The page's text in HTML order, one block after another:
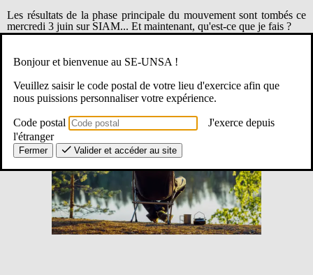
Les résultats de la phase principale du mouvement sont tombés ce
mercredi 3 juin sur SIAM... Et maintenant, qu'est-ce que je fais ?
J’ai obtenu un poste et tout va bien !
Bonjour et bienvenue au SE-UNSA !
Veuillez saisir le code postal de votre lieu d'exercice afin que
nous puissions personnaliser votre expérience.
Code postal
J'exerce depuis
l'étranger
Fermer Valider et accéder au site